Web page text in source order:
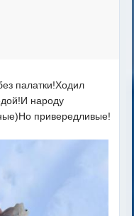
палатки!Ходил
народу
привередливые!